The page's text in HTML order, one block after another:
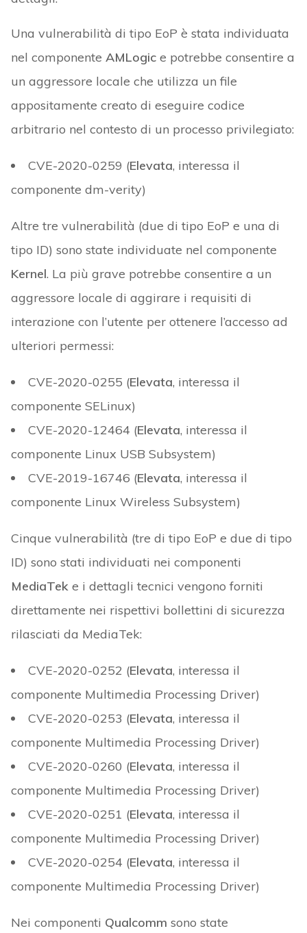
Una vulnerabilità di tipo EoP è stata individuata
nel componente AMLogice potrebbe consentire a
un aggressore locale che utilizza un file
appositamente creato di eseguire codice
arbitrario nel contesto di un processo privilegiato:
CVE-2020-0259 (Elevata, interessa il
componente dm-verity)
Altre tre vulnerabilità (due di tipo EoP e una di
tipo ID) sono state individuate nel componente
Kernel. La più grave potrebbe consentire a un
aggressore locale di aggirare i requisiti di
interazione con l’utente per ottenere l’accesso ad
ulteriori permessi:
CVE-2020-0255 (Elevata, interessa il
componente SELinux)
CVE-2020-12464 (Elevata, interessa il
componente Linux USB Subsystem)
CVE-2019-16746 (Elevata, interessa il
componente Linux Wireless Subsystem)
Cinque vulnerabilità (tre di tipo EoP e due di tipo
ID) sono stati individuati nei componenti
MediaTeke i dettagli tecnici vengono forniti
direttamente nei rispettivi bollettini di sicurezza
rilasciati da MediaTek:
CVE-2020-0252 (Elevata, interessa il
componente Multimedia Processing Driver)
CVE-2020-0253 (Elevata, interessa il
componente Multimedia Processing Driver)
CVE-2020-0260 (Elevata, interessa il
componente Multimedia Processing Driver)
CVE-2020-0251 (Elevata, interessa il
componente Multimedia Processing Driver)
CVE-2020-0254 (Elevata, interessa il
componente Multimedia Processing Driver)
Nei componenti Qualcomm sono state